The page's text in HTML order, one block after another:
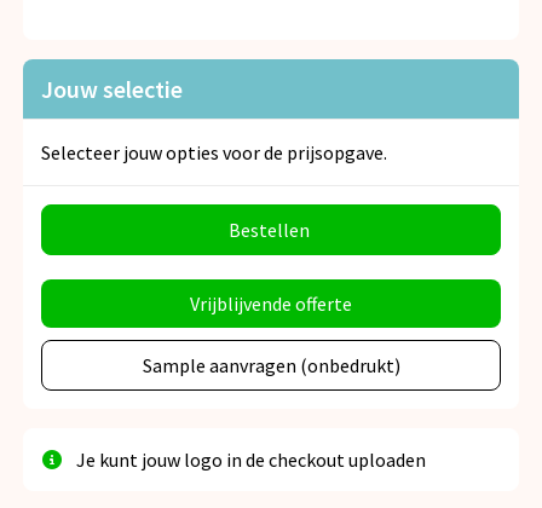
Jouw selectie
Selecteer jouw opties voor de prijsopgave.
Bestellen
Vrijblijvende offerte
Sample aanvragen (onbedrukt)
Je kunt jouw logo in de checkout uploaden